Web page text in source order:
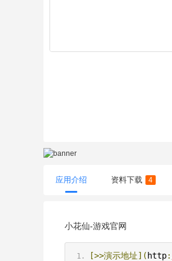
应用介绍 资料下载 4
小花仙-游戏官网
[>>演示地址]( http: